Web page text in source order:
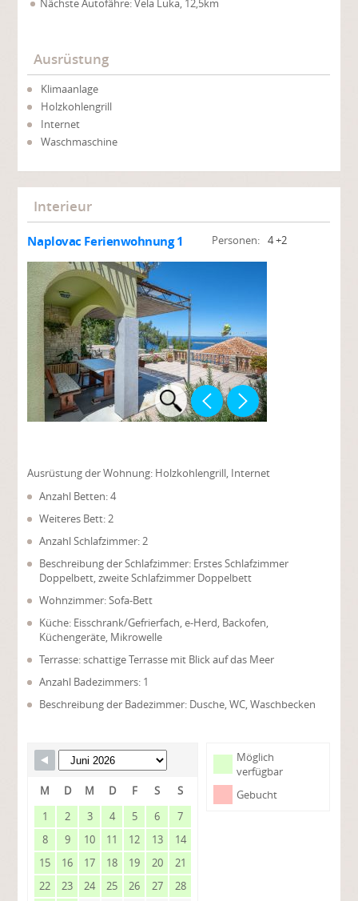
Nächste Autofähre: Vela Luka, 12,5km
Ausrüstung
Klimaanlage
Holzkohlengrill
Internet
Waschmaschine
Interieur
Naplovac Ferienwohnung 1 Personen: 4 +2
Ausrüstung der Wohnung: Holzkohlengrill, Internet
Anzahl Betten: 4
Weiteres Bett: 2
Anzahl Schlafzimmer: 2
Beschreibung der Schlafzimmer: Erstes Schlafzimmer
Doppelbett, zweite Schlafzimmer Doppelbett
Wohnzimmer: Sofa-Bett
Küche: Eisschrank/Gefrierfach, e-Herd, Backofen,
Küchengeräte, Mikrowelle
Terrasse: schattige Terrasse mit Blick auf das Meer
Anzahl Badezimmers: 1
Beschreibung der Badezimmer: Dusche, WC, Waschbecken
Möglich
verfügbar
Gebucht
M D M D F S
S
1
2 3 4 5 6
7
8
9 10 11 12 13
14
15
16 17 18 19 20
21
22
23 24 25 26 27
28